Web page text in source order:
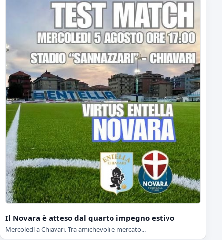
Il Novara è atteso dal quarto impegno estivo
Mercoledì a Chiavari. Tra amichevoli e mercato...